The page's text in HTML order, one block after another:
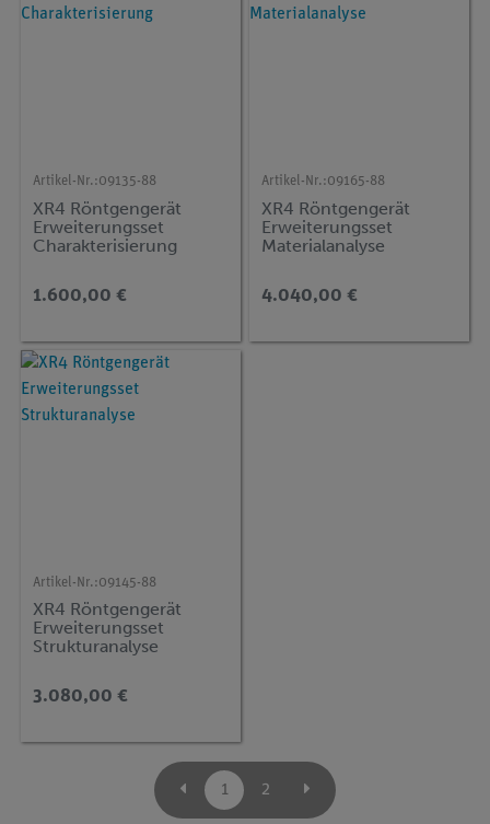
Artikel-Nr.:09135-88
XR4 Röntgengerät
Erweiterungsset
Charakterisierung
1.600,00 €
Artikel-Nr.:09165-88
XR4 Röntgengerät
Erweiterungsset
Materialanalyse
4.040,00 €
Artikel-Nr.:09145-88
XR4 Röntgengerät
Erweiterungsset
Strukturanalyse
3.080,00 €
1 2